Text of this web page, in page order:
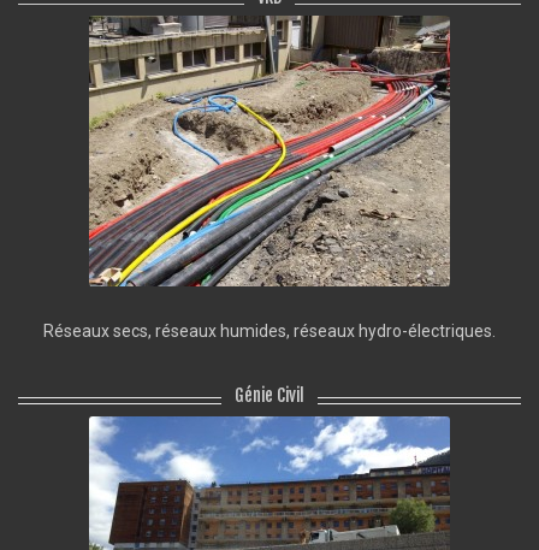
Réseaux secs, réseaux humides, réseaux hydro-électriques.
Génie Civil